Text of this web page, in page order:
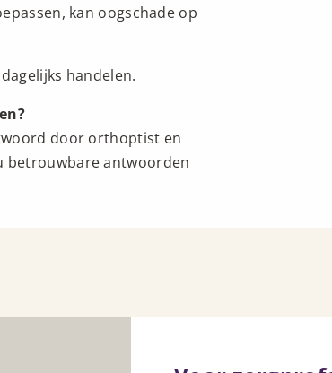
kan oogschade op
handelen.
door orthoptist en
betrouwbare antwoorden